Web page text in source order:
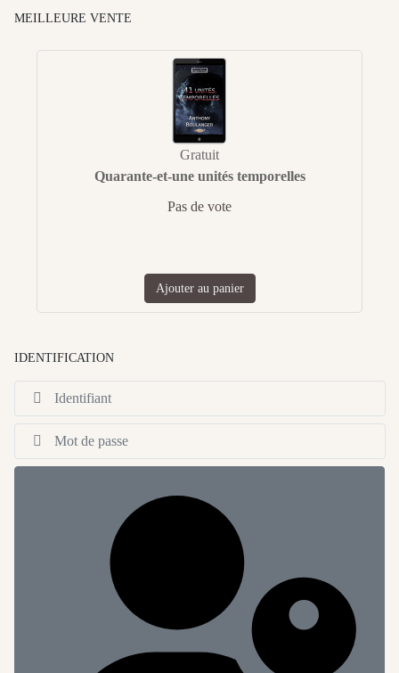
MEILLEURE VENTE
Gratuit
Quarante-et-une unités temporelles
Pas de vote
Ajouter au panier
IDENTIFICATION